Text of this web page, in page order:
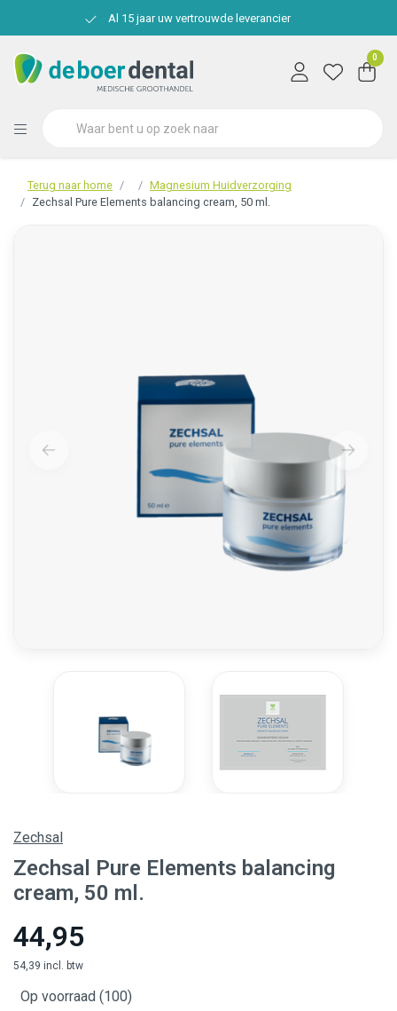
Al 15 jaar uw vertrouwde leverancier
0
Terug naar home
Magnesium Huidverzorging
Zechsal Pure Elements balancing cream, 50 ml.
Zechsal
Zechsal Pure Elements balancing
cream, 50 ml.
44,95
54,39 incl. btw
Op voorraad (100)